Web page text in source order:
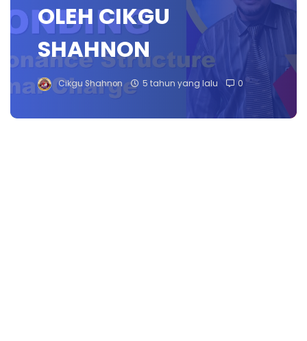
OLEH CIKGU
SHAHNON
Cikgu Shahnon 5 tahun yang lalu 0